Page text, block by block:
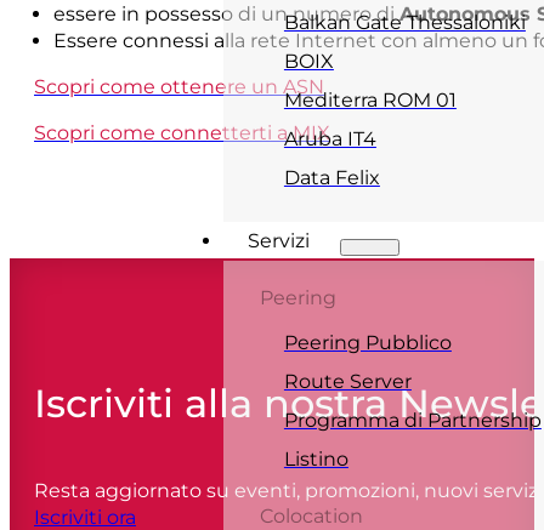
Balkan Gate Thessaloniki
BOIX
Mediterra ROM 01
Aruba IT4
Data Felix
Servizi
Peering
Peering Pubblico
Route Server
Programma di Partnership
Listino
Colocation
essere in possesso di un numero diAutonomous
Essere connessi alla rete Internet con almeno un
Scopri come ottenere un ASN
Scopri come connetterti a MIX
Iscriviti alla nostra
Resta aggiornato su eventi, promozioni, nuovi
Iscriviti ora